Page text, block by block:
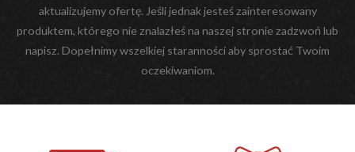
aktualizujemy ofertę. Jeśli jednak jesteś zainteresowany
produktem, którego nie znalazłeś na naszej stronie zadzwoń lub
napisz. Dopełnimy wszelkiej staranności aby sprostać Twoim
oczekiwaniom.